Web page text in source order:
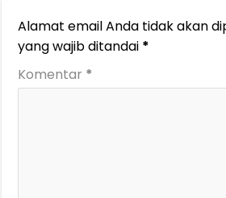
Alamat email Anda tidak akan
yang wajib ditandai *
Komentar *